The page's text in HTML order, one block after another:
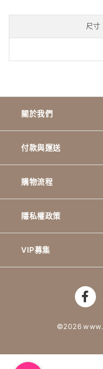
尺寸
關於我們
付款與運送
購物流程
隱私權政策
VIP募集
©2026